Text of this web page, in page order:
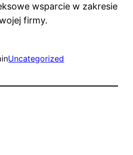
wsparcie w zakresie
firmy.
Uncategorized